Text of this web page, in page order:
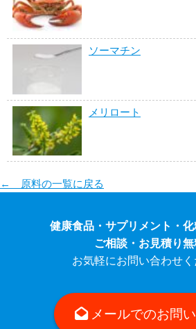
ソーマチン
メリロート
← 原料の一覧に戻る
健康食品・サプリメント・
ご相談・お見積り無
お気軽にお問い合わせく
メールでのお問